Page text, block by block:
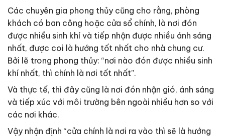
Các chuyên gia phong thủy cũng cho rằng, phòng
khách có ban công hoặc cửa sổ chính, là nơi đón
được nhiều sinh khí và tiếp nhận được nhiều ánh sáng
nhất, được coi là hướng tốt nhất cho nhà chung cư.
Bởi lẽ trong phong thủy: “nơi nào đón được nhiều sinh
khí nhất, thì chính là nơi tốt nhất”.
Và thực tế, thì đây cũng là nơi đón nhận gió, ánh sáng
và tiếp xúc với môi trường bên ngoài nhiều hơn so với
các nơi khác.
Vậy nhận định “cửa chính là nơi ra vào thì sẽ là hướng